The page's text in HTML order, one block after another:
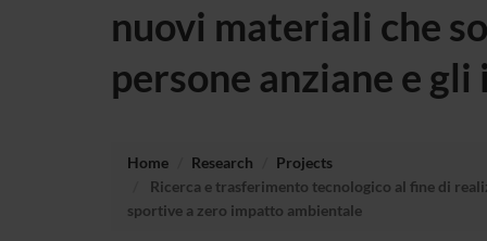
nuovi materiali che
persone anziane e
Home Research
Projects
Ricerca e trasferimento tecnologico al fine di
sportive a zero impatto ambientale